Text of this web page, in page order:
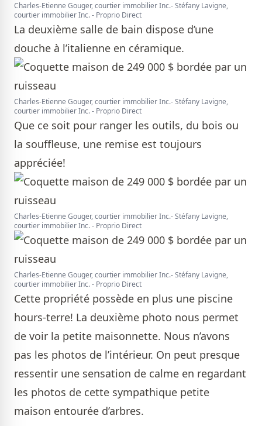
Charles-Etienne Gouger, courtier immobilier Inc.- Stéfany Lavigne,
courtier immobilier Inc. - Proprio Direct
La deuxième salle de bain dispose d’une
douche à l’italienne en céramique.
Charles-Etienne Gouger, courtier immobilier Inc.- Stéfany Lavigne,
courtier immobilier Inc. - Proprio Direct
Que ce soit pour ranger les outils, du bois ou
la souffleuse, une remise est toujours
appréciée!
Charles-Etienne Gouger, courtier immobilier Inc.- Stéfany Lavigne,
courtier immobilier Inc. - Proprio Direct
Charles-Etienne Gouger, courtier immobilier Inc.- Stéfany Lavigne,
courtier immobilier Inc. - Proprio Direct
Cette propriété possède en plus une piscine
hours-terre! La deuxième photo nous permet
de voir la petite maisonnette. Nous n’avons
pas les photos de l’intérieur. On peut presque
ressentir une sensation de calme en regardant
les photos de cette sympathique petite
maison entourée d’arbres.